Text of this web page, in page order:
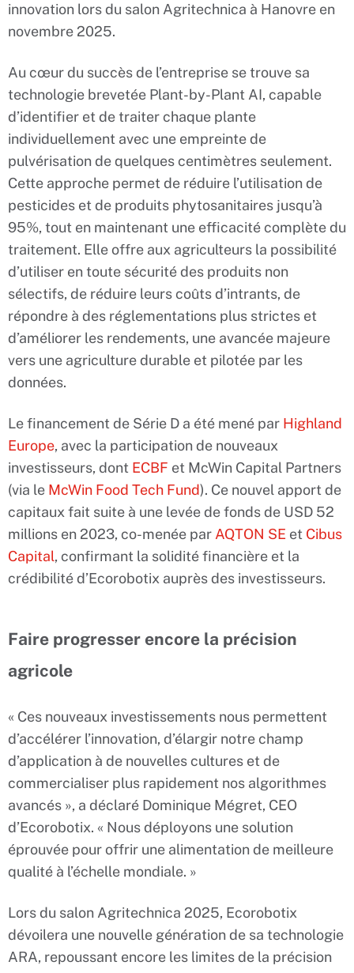
innovation lors du salon Agritechnica à Hanovre en
novembre 2025.
Au cœur du succès de l’entreprise se trouve sa
technologie brevetée Plant-by-Plant AI, capable
d’identifier et de traiter chaque plante
individuellement avec une empreinte de
pulvérisation de quelques centimètres seulement.
Cette approche permet de réduire l’utilisation de
pesticides et de produits phytosanitaires jusqu’à
95%, tout en maintenant une efficacité complète du
traitement. Elle offre aux agriculteurs la possibilité
d’utiliser en toute sécurité des produits non
sélectifs, de réduire leurs coûts d’intrants, de
répondre à des réglementations plus strictes et
d’améliorer les rendements, une avancée majeure
vers une agriculture durable et pilotée par les
données.
Le financement de Série D a été mené par Highland
Europe, avec la participation de nouveaux
investisseurs, dont ECBF et McWin Capital Partners
(via le McWin Food Tech Fund). Ce nouvel apport de
capitaux fait suite à une levée de fonds de USD 52
millions en 2023, co-menée par AQTON SE et Cibus
Capital, confirmant la solidité financière et la
crédibilité d’Ecorobotix auprès des investisseurs.
Faire progresser encore la précision
agricole
« Ces nouveaux investissements nous permettent
d’accélérer l’innovation, d’élargir notre champ
d’application à de nouvelles cultures et de
commercialiser plus rapidement nos algorithmes
avancés », a déclaré Dominique Mégret, CEO
d’Ecorobotix. « Nous déployons une solution
éprouvée pour offrir une alimentation de meilleure
qualité à l’échelle mondiale. »
Lors du salon Agritechnica 2025, Ecorobotix
dévoilera une nouvelle génération de sa technologie
ARA, repoussant encore les limites de la précision